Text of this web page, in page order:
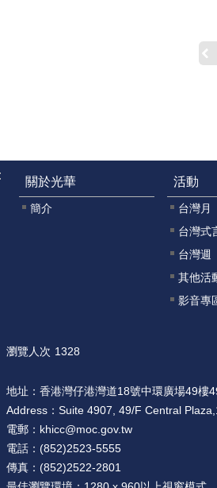
關於光華
簡介
活動
台灣月
台灣式
台灣週
其他活
影音專
瀏覽人次 1328
地址： 香港灣仔港灣道18號中環廣場49樓
Address： Suite 4907, 49/F Central
電郵： khicc@moc.gov.tw
電話： (852)2523-5555
傳真： (852)2522-2801